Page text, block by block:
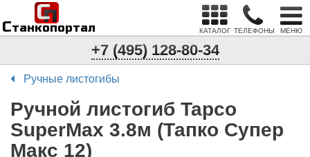
Станкопортал
п
С
КАТАЛОГ ТЕЛЕФОНЫ МЕНЮ
+7 (495) 128-80-34
Ручные листогибы
Ручной листогиб Tapco
SuperMax 3.8м (Тапко Супер
Макс 12)